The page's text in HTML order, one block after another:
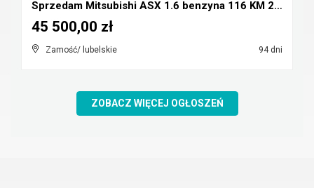
Sprzedam Mitsubishi ASX 1.6 benzyna 116 KM 2016r
Zamość/ lubelskie 94 dni
45 500,00 zł
ZOBACZ WIĘCEJ OGŁOSZEŃ